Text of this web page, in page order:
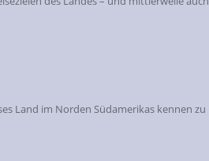
Land im Norden Südamerikas kennen zu